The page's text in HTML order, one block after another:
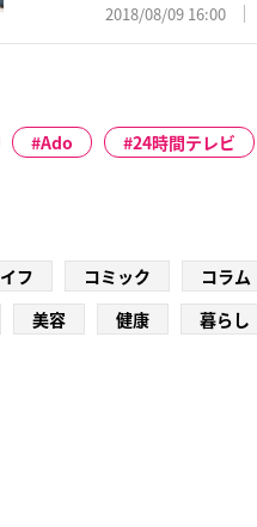
2018/08/09 16:00
Ado 24時間テレビ
フ コミック コラム
美容 健康 暮らし